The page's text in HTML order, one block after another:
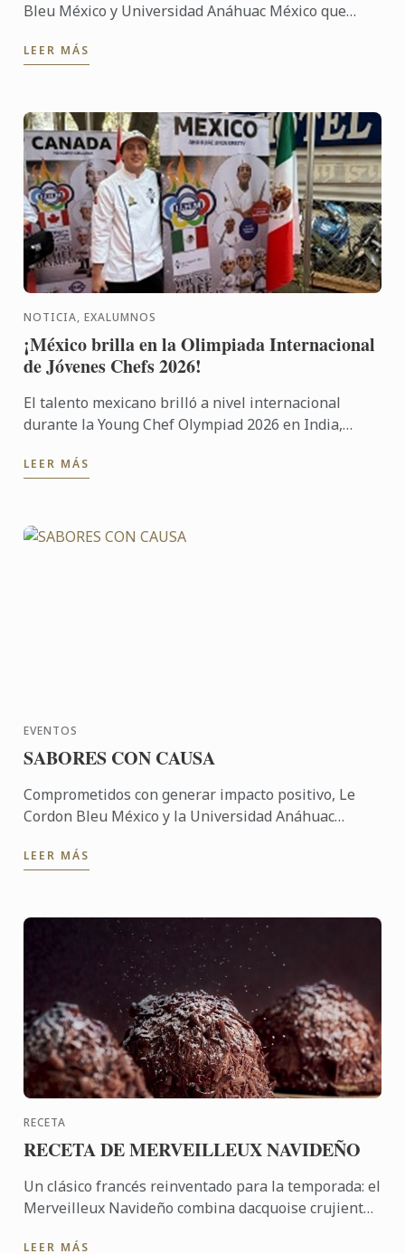
Bleu México y Universidad Anáhuac México que
gastronomía, ...
LEER MÁS
NOTICIA, EXALUMNOS
¡México brilla en la Olimpiada Internacional
de Jóvenes Chefs 2026!
El talento mexicano brilló a nivel internacional
durante la Young Chef Olympiad 2026 en India,
la Universidad ...
LEER MÁS
EVENTOS
SABORES CON CAUSA
Comprometidos con generar impacto positivo, Le
Cordon Bleu México y la Universidad Anáhuac
gastronómica solidaria que ...
LEER MÁS
RECETA
RECETA DE MERVEILLEUX NAVIDEÑO
Un clásico francés reinventado para la temporada: el
Merveilleux Navideño combina dacquoise crujiente,
LEER MÁS